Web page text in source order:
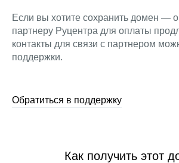
Если вы хотите сохранить домен —
партнеру Руцентра для оплаты
контакты для связи с партнером
поддержки.
Обратиться в поддержку
Как получить этот